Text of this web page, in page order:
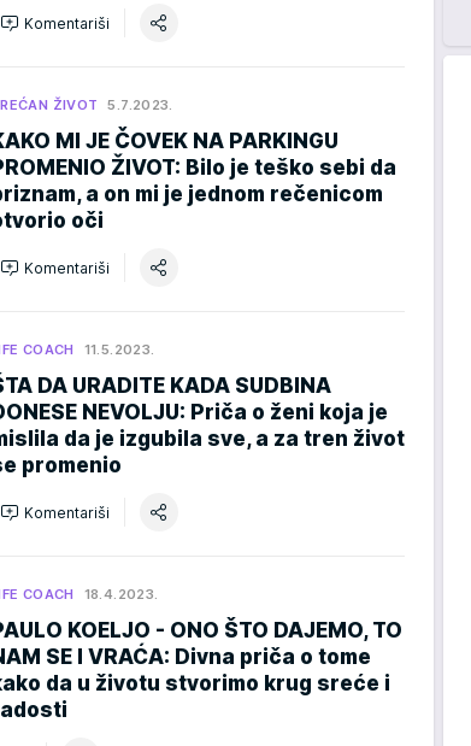
Komentariši
ŽIVOT 5.7.2023.
MI JE ČOVEK NA PARKINGU
ŽIVOT: Bilo je teško sebi da
a on mi je jednom rečenicom
oči
Komentariši
COACH 11.5.2023.
DA URADITE KADA SUDBINA
NEVOLJU: Priča o ženi koja je
da je izgubila sve, a za tren život
promenio
Komentariši
COACH 18.4.2023.
KOELJO - ONO ŠTO DAJEMO, TO
SE I VRAĆA: Divna priča o tome
da u životu stvorimo krug sreće i